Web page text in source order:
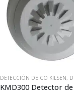
SISTEMA CONVENCIONAL
,
DETECCIÓN DE CO KILSEN,